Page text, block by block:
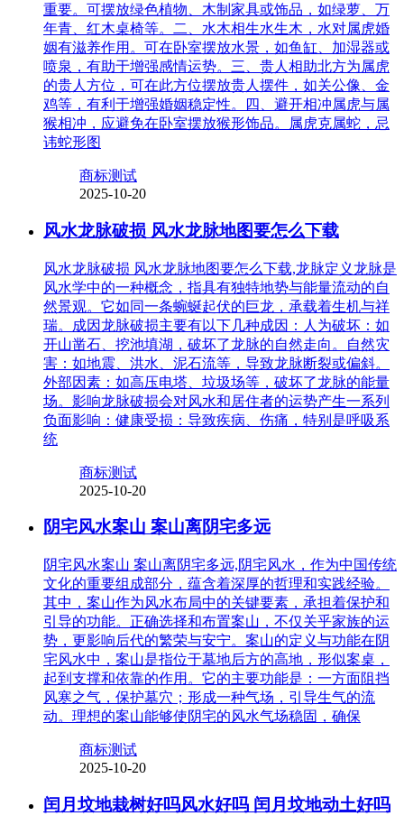
重要。可摆放绿色植物、木制家具或饰品，如绿萝、万
年青、红木桌椅等。二、水木相生水生木，水对属虎婚
姻有滋养作用。可在卧室摆放水景，如鱼缸、加湿器或
喷泉，有助于增强感情运势。三、贵人相助北方为属虎
的贵人方位，可在此方位摆放贵人摆件，如关公像、金
鸡等，有利于增强婚姻稳定性。四、避开相冲属虎与属
猴相冲，应避免在卧室摆放猴形饰品。属虎克属蛇，忌
讳蛇形图
商标测试
2025-10-20
风水龙脉破损 风水龙脉地图要怎么下载
风水龙脉破损 风水龙脉地图要怎么下载,龙脉定义龙脉是
风水学中的一种概念，指具有独特地势与能量流动的自
然景观。它如同一条蜿蜒起伏的巨龙，承载着生机与祥
瑞。成因龙脉破损主要有以下几种成因：人为破坏：如
开山凿石、挖池填湖，破坏了龙脉的自然走向。自然灾
害：如地震、洪水、泥石流等，导致龙脉断裂或偏斜。
外部因素：如高压电塔、垃圾场等，破坏了龙脉的能量
场。影响龙脉破损会对风水和居住者的运势产生一系列
负面影响：健康受损：导致疾病、伤痛，特别是呼吸系
统
商标测试
2025-10-20
阴宅风水案山 案山离阴宅多远
阴宅风水案山 案山离阴宅多远,阴宅风水，作为中国传统
文化的重要组成部分，蕴含着深厚的哲理和实践经验。
其中，案山作为风水布局中的关键要素，承担着保护和
引导的功能。正确选择和布置案山，不仅关乎家族的运
势，更影响后代的繁荣与安宁。案山的定义与功能在阴
宅风水中，案山是指位于墓地后方的高地，形似案桌，
起到支撑和依靠的作用。它的主要功能是：一方面阻挡
风寒之气，保护墓穴；形成一种气场，引导生气的流
动。理想的案山能够使阴宅的风水气场稳固，确保
商标测试
2025-10-20
闰月坟地栽树好吗风水好吗 闰月坟地动土好吗